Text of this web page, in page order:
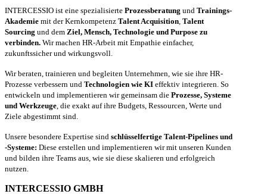
INTERCESSIO ist eine spezialisierte Prozessberatung und Trainings-
Akademie mit der Kernkompetenz Talent Acquisition Talent
Sourcing und dem Ziel, Mensch, Technologie und Purpose zu
verbinden. Wir machen HR-Arbeit mit Empathie einfacher,
zukunftssicher und wirkungsvoll.
Wir beraten, trainieren und begleiten Unternehmen, wie sie ihre HR-
Prozesse verbessern und Technologien wie KI effektiv integrieren. So
entwickeln und implementieren wir gemeinsam die Prozesse, Systeme
und Werkzeuge , die exakt auf ihre Budgets, Ressourcen, Werte und
Ziele abgestimmt sind.
Unsere besondere Expertise sind schlüsselfertige Talent-Pipelines und
-Systeme: Diese erstellen und implementieren wir mit unseren Kunden
und bilden ihre Teams aus, wie sie diese skalieren und erfolgreich
nutzen.
INTERCESSIO GMBH